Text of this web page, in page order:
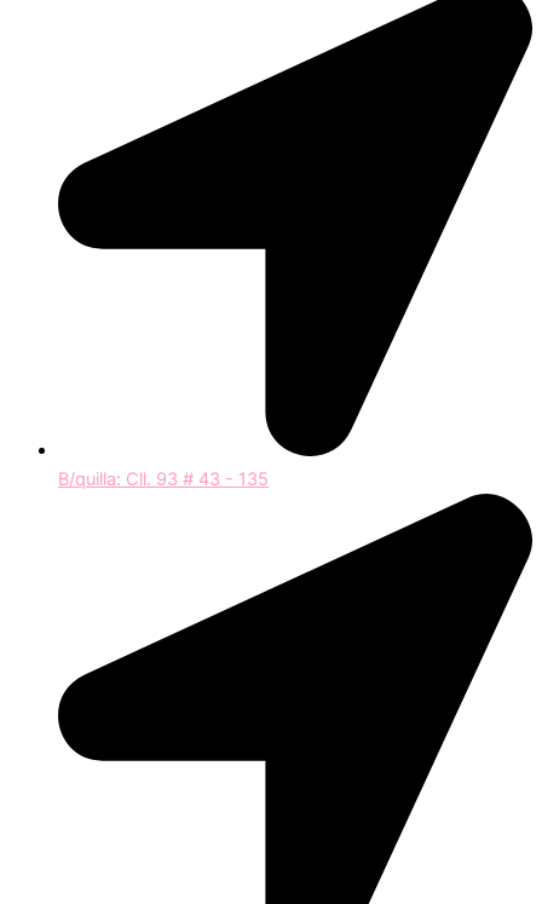
B/quilla: Cll. 93 # 43 - 135